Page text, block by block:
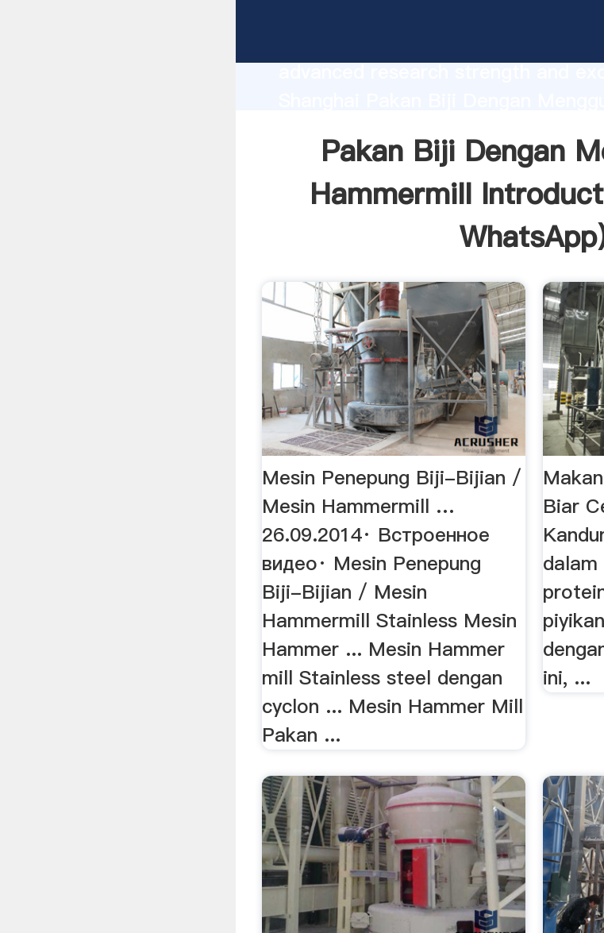
customers.
Pakan Biji Dengan
Hammermill
WhatsApp
Mesin Penepung Biji-Bijian /
Mesin Hammermill …
26.09.2014· Встроенное
видео· Mesin Penepung
Biji-Bijian / Mesin
Hammermill Stainless Mesin
Hammer ... Mesin Hammer
mill Stainless steel dengan
cyclon ... Mesin Hammer Mill
Pakan ...
Biar
ini, ...